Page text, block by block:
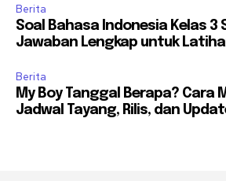
Berita
Soal Bahasa Indonesia Kelas 3
Jawaban Lengkap untuk
Berita
My Boy Tanggal Berapa? Cara
Jadwal Tayang, Rilis, dan